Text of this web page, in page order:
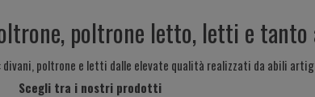
poltrone letto, letti e tanto
poltrone e letti dalle elevate qualità realizzati da abili
Scegli tra i nostri prodotti